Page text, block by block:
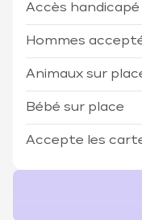
Accès handicapé
Hommes
Animaux sur
Bébé sur place
Accepte les